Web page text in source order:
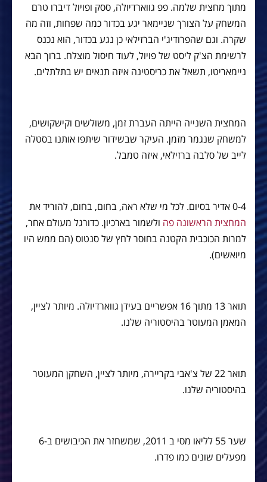
מתוך מחצית שלמה. פפ גווארדיולה, ססק ופויול דיברו טרם
המשחק על הצורך שניימאר יגע בכדור כמה שפחות, וזה מה
שקרה. וגם שהפרודיג'י הברזילאי כן נגע בכדור, הוא נכנס
לרשימת הצ'ק ליסט של פויול, לעוד חיסול מוצלח. ברוך הבא
ניימאריטו, תשאל את כריסטינה איזה תנאים יש בתלתלים.
המחצית השנייה הייתה העברת זמן, משולשים וקישקושים,
למשחק שנגמר מזמן. העיקר שבשידור שיתפו אותנו בסטלה
לייב של סלבה ברזילאי, איזה טמבל.
0-4 אדיר בסיום. לכל מי שלא ראה, בחום, בחום, להוריד את
המחצית הראשונה פה ולשמור בארכיון. כדורגל מעולם אחר,
למרות הכוכבית הקטנה בחוסר לחץ של סנטוס (הם ממש היו
מיואשים).
תואר 13 מתוך 16 אפשריים בעידן גווארדיולה. מיותר לציין,
המאמן המעוטר בהיסטוריה שלנו.
תואר 22 של צ'אבי בקריירה, מיותר לציין, השחקן המעוטר
בהיסטוריה שלנו.
שער 55 לליאו מסי ב 2011, שמשחזר את הכיבושים ב-6
מפעלים שונים כמו פדרו.